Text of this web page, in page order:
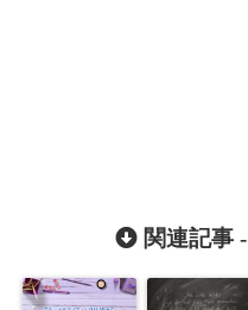
関連記事 -